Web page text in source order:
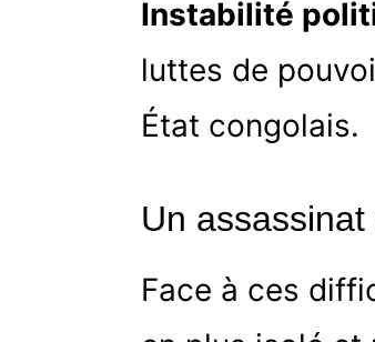
Instabilité
luttes de
État congolais.
Un
Face à ces